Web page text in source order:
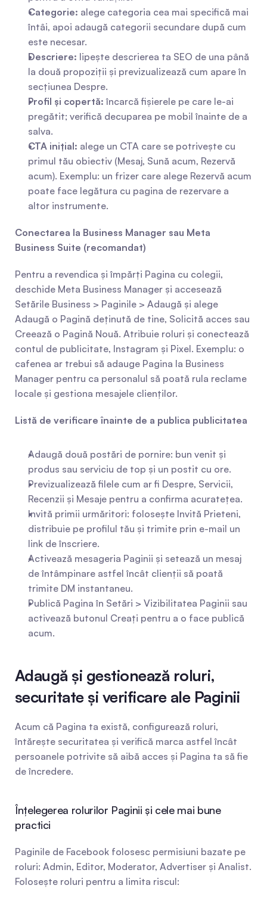
Categorie: alege categoria cea mai specifică mai
întâi, apoi adaugă categorii secundare după cum
este necesar.
Descriere: lipește descrierea ta SEO de una până
la două propoziții și previzualizează cum apare în
secțiunea Despre.
Profil și copertă: încarcă fișierele pe care le-ai
pregătit; verifică decuparea pe mobil înainte de a
salva.
CTA inițial: alege un CTA care se potrivește cu
primul tău obiectiv (Mesaj, Sună acum, Rezervă
acum). Exemplu: un frizer care alege Rezervă acum
poate face legătura cu pagina de rezervare a
altor instrumente.
Conectarea la Business Manager sau Meta
Business Suite (recomandat)
Pentru a revendica și împărți Pagina cu colegii,
deschide Meta Business Manager și accesează
Setările Business > Paginile > Adaugă și alege
Adaugă o Pagină deținută de tine, Solicită acces sau
Creează o Pagină Nouă. Atribuie roluri și conectează
contul de publicitate, Instagram și Pixel. Exemplu: o
cafenea ar trebui să adauge Pagina la Business
Manager pentru ca personalul să poată rula reclame
locale și gestiona mesajele clienților.
Listă de verificare înainte de a publica publicitatea
Adaugă două postări de pornire: bun venit și
produs sau serviciu de top și un postit cu ore.
Previzualizează filele cum ar fi Despre, Servicii,
Recenzii și Mesaje pentru a confirma acuratețea.
Invită primii urmăritori: folosește Invită Prieteni,
distribuie pe profilul tău și trimite prin e-mail un
link de înscriere.
Activează mesageria Paginii și setează un mesaj
de întâmpinare astfel încât clienții să poată
trimite DM instantaneu.
Publică Pagina în Setări > Vizibilitatea Paginii sau
activează butonul Creați pentru a o face publică
acum.
Adaugă și gestionează roluri,
securitate și verificare ale Paginii
Acum că Pagina ta există, configurează roluri,
întărește securitatea și verifică marca astfel încât
persoanele potrivite să aibă acces și Pagina ta să fie
de încredere.
Înțelegerea rolurilor Paginii și cele mai bune
practici
Paginile de Facebook folosesc permisiuni bazate pe
roluri: Admin, Editor, Moderator, Advertiser și Analist.
Folosește roluri pentru a limita riscul: